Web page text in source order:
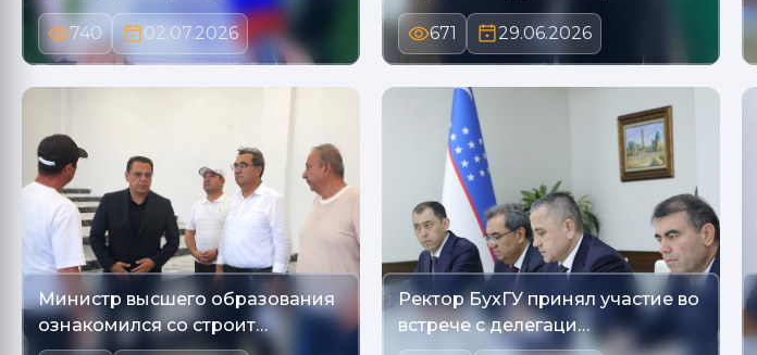
740 02.07.2026 671 29.06.2026
Министр высшего образования
ознакомился со строит…
Ректор БухГУ принял участие во
встрече с делегаци…